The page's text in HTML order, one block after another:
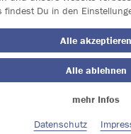
findest Du in den
Alle akzeptieren
Alle ablehnen
mehr Infos
Datenschutz